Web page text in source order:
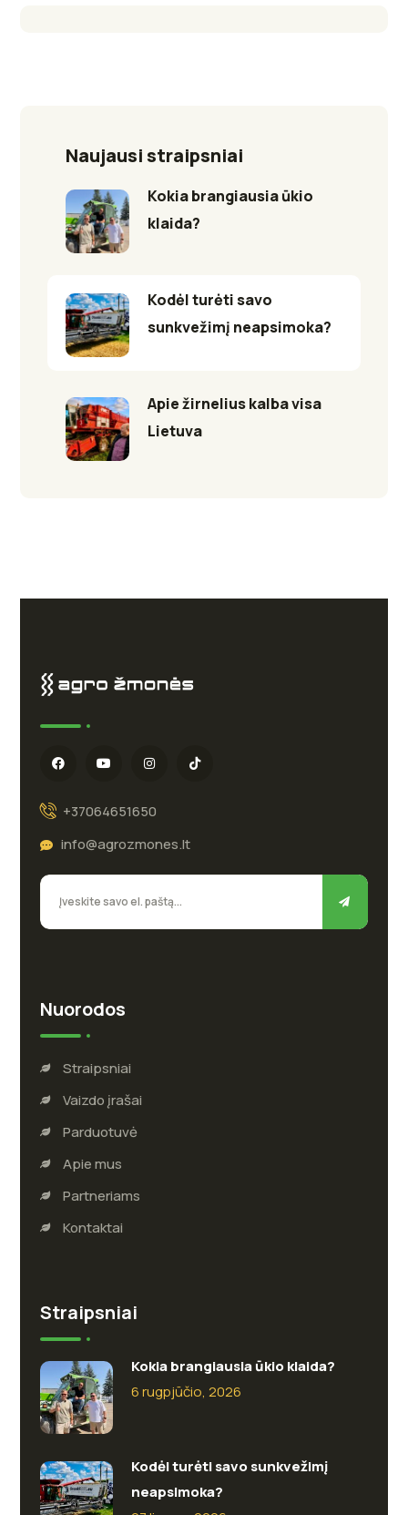
Naujausi straipsniai
Kokia brangiausia ūkio
klaida?
Kodėl turėti savo
sunkvežimį neapsimoka?
Apie žirnelius kalba visa
Lietuva
+37064651650
info@agrozmones.lt
Nuorodos
Straipsniai
Vaizdo įrašai
Parduotuvė
Apie mus
Partneriams
Kontaktai
Straipsniai
Kokia brangiausia ūkio klaida?
6 rugpjūčio, 2026
Kodėl turėti savo sunkvežimį
neapsimoka?